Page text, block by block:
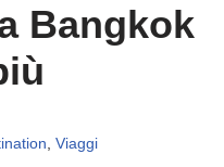
Bangkok
, Viaggi